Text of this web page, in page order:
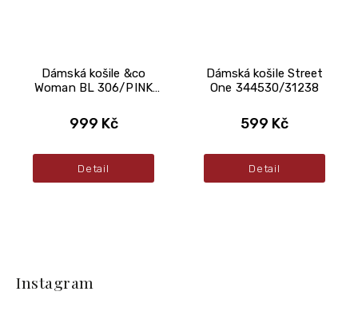
Dámská košile &co
Woman BL 306/PINK
999 Kč
Detail
Dámská košile Street
One 344530/31238
599 Kč
Detail
Instagram